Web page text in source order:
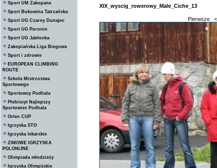
Sport UM Zakopane
Sport Bukowina Tatrzańska
Sport UG Czarny Dunajec
Sport UG Poronin
Sport UG Jabłonka
Zakopiańska Liga Biegowa
Sport i zdrowie
EUROPEAN CLIMBING
ROUTE
Szkoła Mistrzostwa
Sportowego
Sportowcy Podhala
Plebiscyt Najlepszy
Sportowiec Podhala
Orlen CUP
Igrzyska STO
Igrzyska lekarskie
ZIMOWE IGRZYSKA
POLONIJNE
Olimpiada młodzieży
Igrzyska Olimpijskie
XIX_wyscig_rowerowy_Male_Ciche_13
Pierwsze